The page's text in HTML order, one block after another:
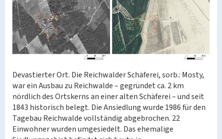
Devastierter Ort. Die Reichwalder Schäferei, sorb.: Mosty,
war ein Ausbau zu Reichwalde – gegründet ca. 2 km
nördlich des Ortskerns an einer alten Schäferei – und seit
1843 historisch belegt. Die Ansiedlung wurde 1986 für den
Tagebau Reichwalde vollständig abgebrochen. 22
Einwohner wurden umgesiedelt. Das ehemalige